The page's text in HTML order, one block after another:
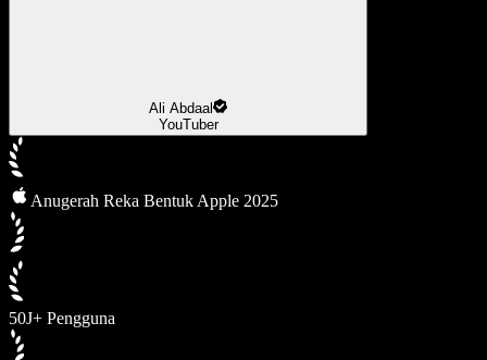
Ali Abdaal
YouTuber
Anugerah Reka Bentuk Apple 2025
50J+ Pengguna